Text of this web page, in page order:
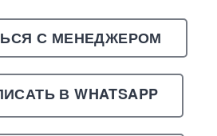
С МЕНЕДЖЕРОМ
В WHATSAPP